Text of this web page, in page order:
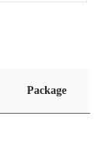
Package